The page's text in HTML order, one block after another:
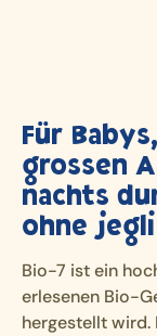
Für
grossen
nachts
ohne
Bio-7 ist ein
erlesenen Bio-
hergestellt wird.